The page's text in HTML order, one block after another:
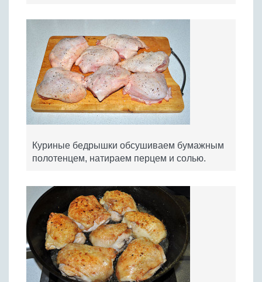
Куриные бедрышки обсушиваем бумажным
полотенцем, натираем перцем и солью.